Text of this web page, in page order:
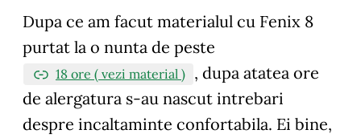
Dupa ce am facut materialul cu Fenix 8
purtat la o nunta de peste
18 ore ( vezi material ) , dupa atatea ore
de alergatura s-au nascut intrebari
despre incaltaminte confortabila. Ei bine,